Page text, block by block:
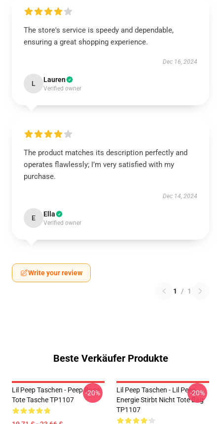
The store's service is speedy and dependable,
ensuring a great shopping experience.
Dec 16, 2024
L Lauren
Verified owner
The product matches its description perfectly and
operates flawlessly; I’m very satisfied with my
purchase.
Dec 14, 2024
E Ella
Verified owner
Write your review
1 / 1
Beste Verkäufer Produkte
Lil Peep Taschen - Peep Rose
Tote Tasche TP1107
-20%
Lil Peep Taschen - Lil Peep
Energie Stirbt Nicht Tote Bag
TP1107
-20%